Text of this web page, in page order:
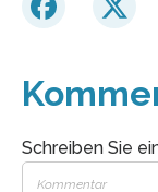
Schreiben Sie